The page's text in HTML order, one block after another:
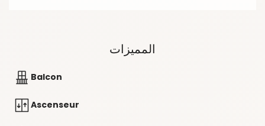
المميزات
Balcon
Ascenseur